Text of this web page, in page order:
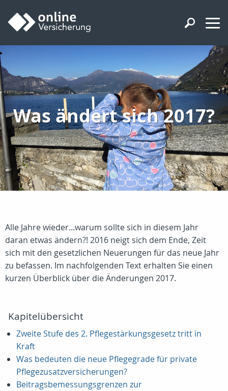
Was ändert sich 2017?
Alle Jahre wieder...warum sollte sich in diesem Jahr
daran etwas ändern?! 2016 neigt sich dem Ende, Zeit
sich mit den gesetzlichen Neuerungen für das neue Jahr
zu befassen. Im nachfolgenden Text erhalten Sie einen
kurzen Überblick über die Änderungen 2017.
Kapitelübersicht
Zweite Stufe des 2. Pflegestärkungsgesetz tritt in
Kraft
Was bedeuten die neue Pflegegrade für private
Pflegezusatzversicherungen?
Beitragsbemessungsgrenzen zur